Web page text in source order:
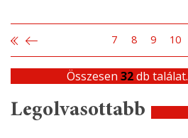
7 8 9 10
Összesen 32db találat.
Legolvasottabb